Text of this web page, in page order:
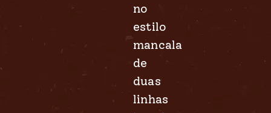
no
estilo
mancala
de
duas
linhas